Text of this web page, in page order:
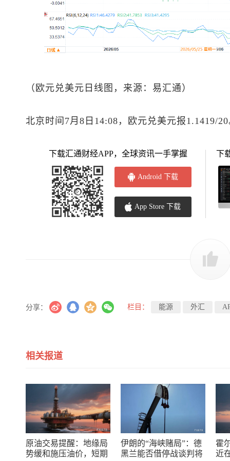
（ 欧元兑美元 日线图，来源：易汇通）
北京时间7月8日14:08， 欧元兑美元报1.1419/
下载汇通财经APP，全球资讯一手掌握
Android 下载
App Store 下载
下
分享： 栏目： 能源 外汇
相关报道
原油交易提醒：地缘局
势缓和施压油价，短期
伊朗的“海峡赌局”：德
黑兰能否借停战谈判将
霍
近